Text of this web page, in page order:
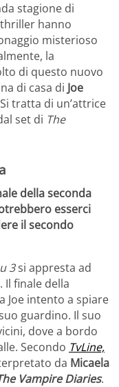
stagione di
hanno
misterioso
la
di questo nuovo
di casa di Joe
tratta di un’attrice
set di The
della seconda
esserci
il secondo
3si appresta ad
finale della
Joe intento a spiare
guardino. Il suo
dove a bordo
Secondo TvLine,
da Micaela
Vampire Diaries.